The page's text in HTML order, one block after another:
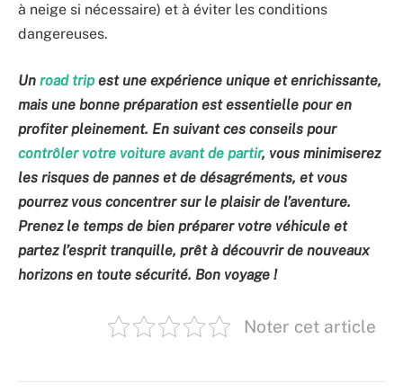
à neige si nécessaire) et à éviter les conditions
dangereuses.
Un road tripest une expérience unique et enrichissante,
mais une bonne préparation est essentielle pour en
profiter pleinement. En suivant ces conseils pour
contrôler votre voiture avant de partir, vous minimiserez
les risques de pannes et de désagréments, et vous
pourrez vous concentrer sur le plaisir de l’aventure.
Prenez le temps de bien préparer votre véhicule et
partez l’esprit tranquille, prêt à découvrir de nouveaux
horizons en toute sécurité. Bon voyage !
Noter cet article